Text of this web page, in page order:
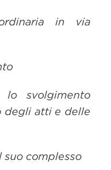
in via
svolgimento
degli atti e delle
suo complesso